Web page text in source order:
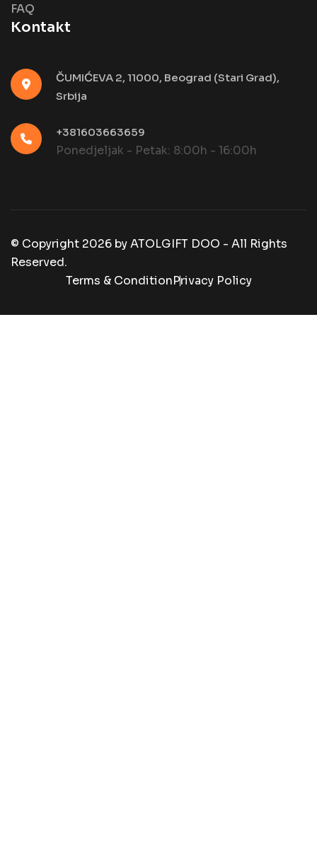
FAQ
Kontakt
ČUMIĆEVA 2, 11000, Beograd (Stari Grad),
Srbija
+381603663659
Ponedjeljak - Petak: 8:00h - 16:00h
© Copyright 2026 byATOLGIFT DOO - All Rights
Reserved.
Terms & ConditionPrivacy Policy